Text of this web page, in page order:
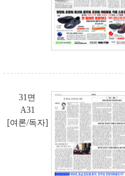
31면
A31
[여론/독자]